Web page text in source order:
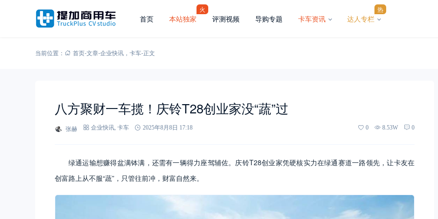
首页 本站独家
火
评测视频 导购专题 卡车资讯 达人专栏
热
当前位置： 首页-文章-企业快讯 ， 卡车-正文
八方聚财一车揽！庆铃T28创业家没“蔬”过
张赫 企业快讯 卡车 2025年8月8日 17:18 0 8.53W 0
绿通运输想赚得盆满钵满，还需有一辆得力座驾辅佐。庆铃T28创业家凭硬核实力在绿通赛道一路领先，让卡友在
创富路上从不服“蔬”，只管往前冲，财富自然来。